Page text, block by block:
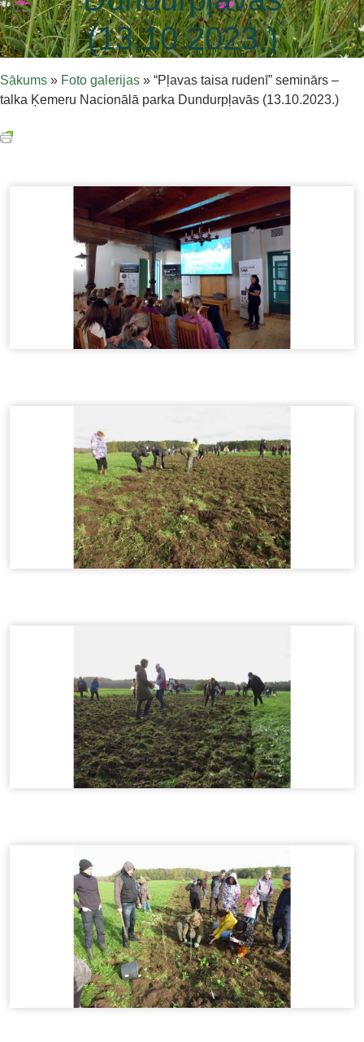
(13.10.2023.)
Sākums » Foto galerijas » “Pļavas taisa rudenī” seminārs –
talka Ķemeru Nacionālā parka Dundurpļavās (13.10.2023.)